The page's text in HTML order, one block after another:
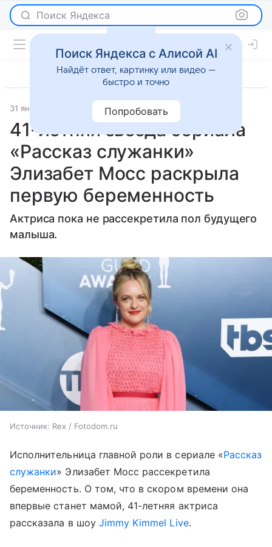
Поиск Яндекса
31 января 2024 Super.ru Светская жизнь
41-летняя звезда сериала
«Рассказ служанки»
Элизабет Мосс раскрыла
первую беременность
Актриса пока не рассекретила пол будущего
малыша.
Источник: Rex / Fotodom.ru
Исполнительница главной роли в сериале «Рассказ
служанки» Элизабет Мосс рассекретила
беременность. О том, что в скором времени она
впервые станет мамой, 41-летняя актриса
рассказала в шоу Jimmy Kimmel Live.
Поиск Яндекса с Алисой AI
Найдёт ответ, картинку или видео —
быстро и точно
Попробовать